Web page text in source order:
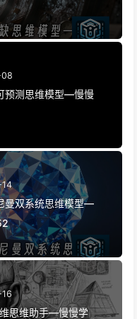
预测思维模型—慢慢
曼双系统思维模型—
思维助手—慢慢学